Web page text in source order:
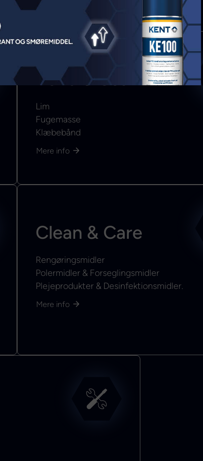
Bond & Seal
Lim
Fugemasse
Klæbebånd
Mere info
Clean & Care
Rengøringsmidler
Polermidler & Forseglingsmidler
Plejeprodukter & Desinfektionsmidler.
Mere info